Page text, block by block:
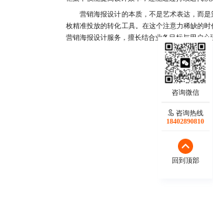
营销海报设计的本质，不是艺术表达，而是
枚精准投放的转化工具。在这个注意力稀缺的
营销海报设计服务，擅长结合业务目标与用户
咨询热线
18402890810
回到顶部